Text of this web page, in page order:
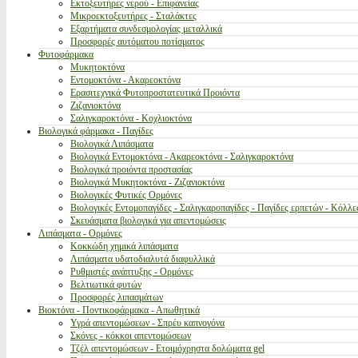
Εκτοξευτήρες νερού - Επιφανείας
Μικροεκτοξευτήρες - Σταλάκτες
Εξαρτήματα συνδεσμολογίας μεταλλικά
Προσφορές αυτόματου ποτίσματος
Φυτοφάρμακα
Μυκητοκτόνα
Εντομοκτόνα - Ακαρεοκτόνα
Ερασιτεχνικά Φυτοπροστατευτικά Προιόντα
Ζιζανιοκτόνα
Σαλιγκαροκτόνα - Κοχλιοκτόνα
Βιολογικά φάρμακα - Παγίδες
Βιολογικά Λιπάσματα
Βιολογικά Εντομοκτόνα - Ακαρεοκτόνα - Σαλιγκαροκτόνα
Βιολογικά προιόντα προστασίας
Βιολογικά Μυκητοκτόνα - Ζιζανιοκτόνα
Βιολογικές Φυτικές Ορμόνες
Βιολογικές Εντομοπαγίδες - Σαλιγκαροπαγίδες - Παγίδες ερπετών -
Σκευάσματα βιολογικά για απεντομώσεις
Λιπάσματα - Ορμόνες
Κοκκώδη χημικά λιπάσματα
Λιπάσματα υδατοδιαλυτά διαφυλλικά
Ρυθμιστές ανάπτυξης - Ορμόνες
Βελτιωτικά φυτών
Προσφορές λιπασμάτων
Βιοκτόνα - Ποντικοφάρμακα - Απωθητικά
Υγρά απεντομώσεων - Σπρέυ καπνογόνα
Σκόνες - κόκκοι απεντομώσεων
Τζέλ απεντομώσεων - Ετοιμόχρηστα δολώματα gel